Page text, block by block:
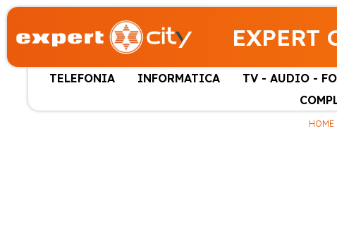
EXPERT
TELEFONIA INFORMATICA TV - AUDIO -
HOME